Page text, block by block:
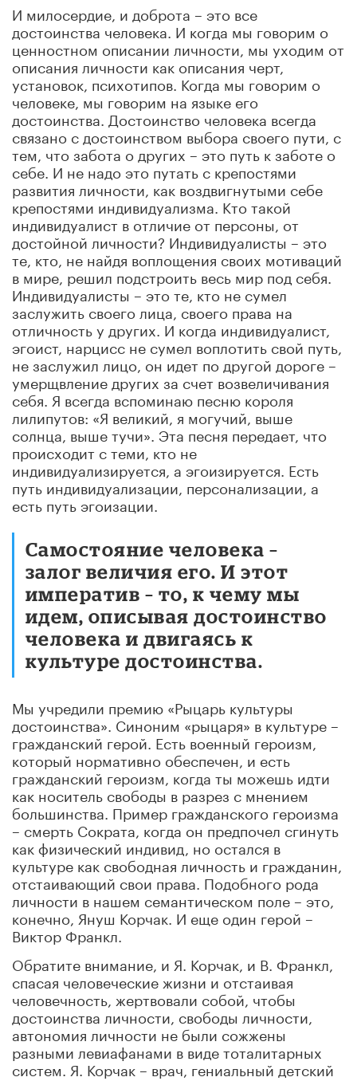
И милосердие, и доброта – это все
достоинства человека. И когда мы говорим о
ценностном описании личности, мы уходим от
описания личности как описания черт,
установок, психотипов. Когда мы говорим о
человеке, мы говорим на языке его
достоинства. Достоинство человека всегда
связано с достоинством выбора своего пути, с
тем, что забота о других – это путь к заботе о
себе. И не надо это путать с крепостями
развития личности, как воздвигнутыми себе
крепостями индивидуализма. Кто такой
индивидуалист в отличие от персоны, от
достойной личности? Индивидуалисты – это
те, кто, не найдя воплощения своих мотиваций
в мире, решил подстроить весь мир под себя.
Индивидуалисты – это те, кто не сумел
заслужить своего лица, своего права на
отличность у других. И когда индивидуалист,
эгоист, нарцисс не сумел воплотить свой путь,
не заслужил лицо, он идет по другой дороге –
умерщвление других за счет возвеличивания
себя. Я всегда вспоминаю песню короля
лилипутов: «Я великий, я могучий, выше
солнца, выше тучи». Эта песня передает, что
происходит с теми, кто не
индивидуализируется, а эгоизируется. Есть
путь индивидуализации, персонализации, а
есть путь эгоизации.
Самостояние человека –
залог величия его. И этот
императив – то, к чему мы
идем, описывая достоинство
человека и двигаясь к
культуре достоинства.
Мы учредили премию «Рыцарь культуры
достоинства». Синоним «рыцаря» в культуре –
гражданский герой. Есть военный героизм,
который нормативно обеспечен, и есть
гражданский героизм, когда ты можешь идти
как носитель свободы в разрез с мнением
большинства. Пример гражданского героизма
– смерть Сократа, когда он предпочел сгинуть
как физический индивид, но остался в
культуре как свободная личность и гражданин,
отстаивающий свои права. Подобного рода
личности в нашем семантическом поле – это,
конечно, Януш Корчак. И еще один герой –
Виктор Франкл.
Обратите внимание, и Я. Корчак, и В. Франкл,
спасая человеческие жизни и отстаивая
человечность, жертвовали собой, чтобы
достоинства личности, свободы личности,
автономия личности не были сожжены
разными левиафанами в виде тоталитарных
систем. Я. Корчак – врач, гениальный детский